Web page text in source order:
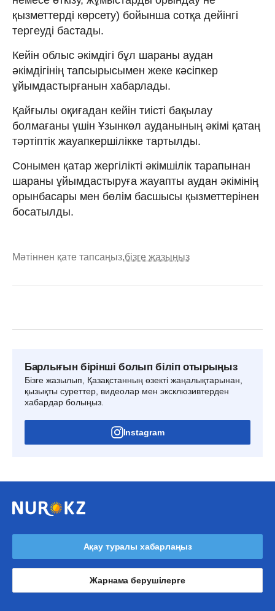
қызметтерді көрсету) бойынша сотқа дейінгі
тергеуді бастады.
Кейін облыс әкімдігі бұл шараны аудан
әкімдігінің тапсырысымен жеке кәсіпкер
ұйымдастырғанын хабарлады.
Қайғылы оқиғадан кейін тиісті бақылау
болмағаны үшін Ұзынкөл ауданының әкімі қатаң
тәртіптік жауапкершілікке тартылды.
Сонымен қатар жергілікті әкімшілік тарапынан
шараны ұйымдастыруға жауапты аудан әкімінің
орынбасары мен бөлім басшысы қызметтерінен
босатылды.
Мәтіннен қате тапсаңыз,бізге жазыңыз
Барлығын бірінші болып біліп отырыңыз
Бізге жазылып, Қазақстанның өзекті жаңалықтарынан,
қызықты суреттер, видеолар мен эксклюзивтерден
хабардар болыңыз.
Instagram
Ақау туралы хабарлаңыз
Жарнама берушілерге